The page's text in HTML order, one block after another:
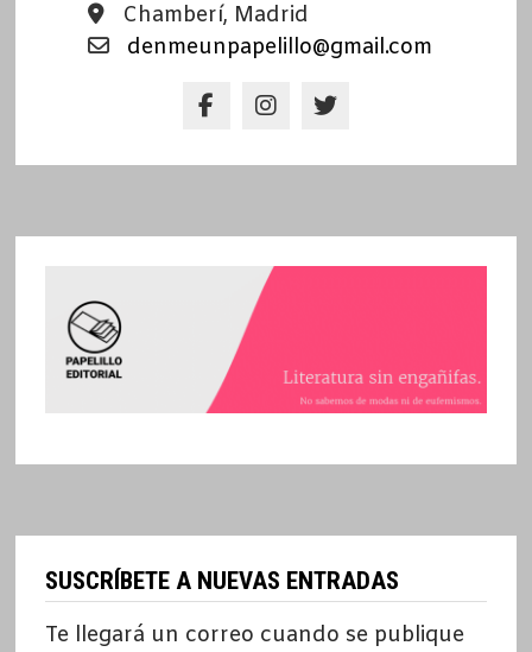
Chamberí, Madrid
denmeunpapelillo@gmail.com
SUSCRÍBETE A NUEVAS ENTRADAS
Te llegará un correo cuando se publique